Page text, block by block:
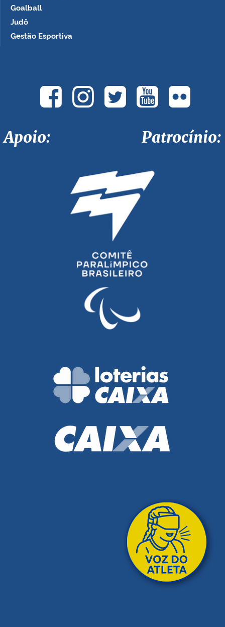
Goalball
Judô
Gestão Esportiva
Apoio: Patrocínio: